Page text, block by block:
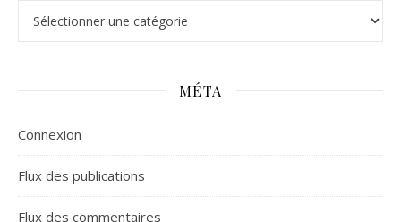
MÉTA
Connexion
Flux des publications
Flux des commentaires